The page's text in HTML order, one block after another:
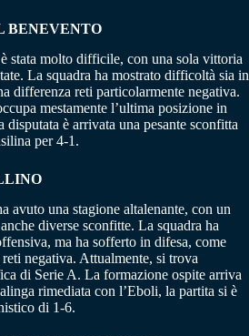
BENEVENTO
è stata molto difficile, con una sola vittoria
La squadra ha mostrato difficoltà sia in
differenza reti particolarmente negativa.
mestamente l’ultima posizione in
è arrivata una pesante sconfitta
per 4-1.
avuto una stagione altalenante, con un
diverse sconfitte. La squadra ha
ma ha sofferto in difesa, come
negativa. Attualmente, si trova
di Serie A. La formazione ospite arriva
rimediata con l’Eboli, la partita si è
di 1-6.